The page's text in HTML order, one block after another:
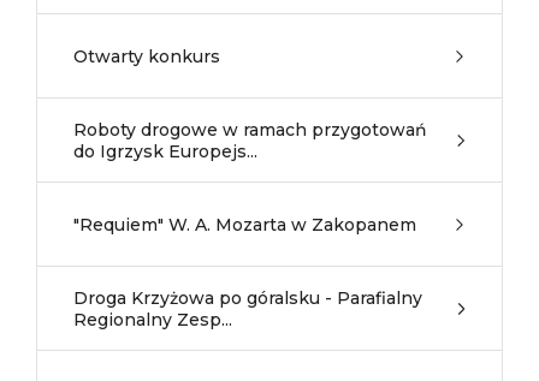
Otwarty konkurs
Roboty drogowe w ramach przygotowań
do Igrzysk Europejs...
"Requiem" W. A. Mozarta w Zakopanem
Droga Krzyżowa po góralsku - Parafialny
Regionalny Zesp...